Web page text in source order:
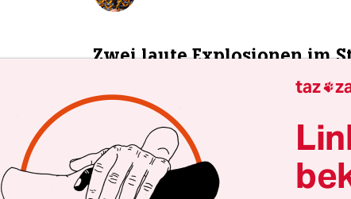
Zwei laute Explosionen im
Im Zentrum der ukrainischen
Freitagmorgen nach Angaben
Explosionen hörbar gewesen. Der
Anton Gerachtschenko schrieb auf
taz 